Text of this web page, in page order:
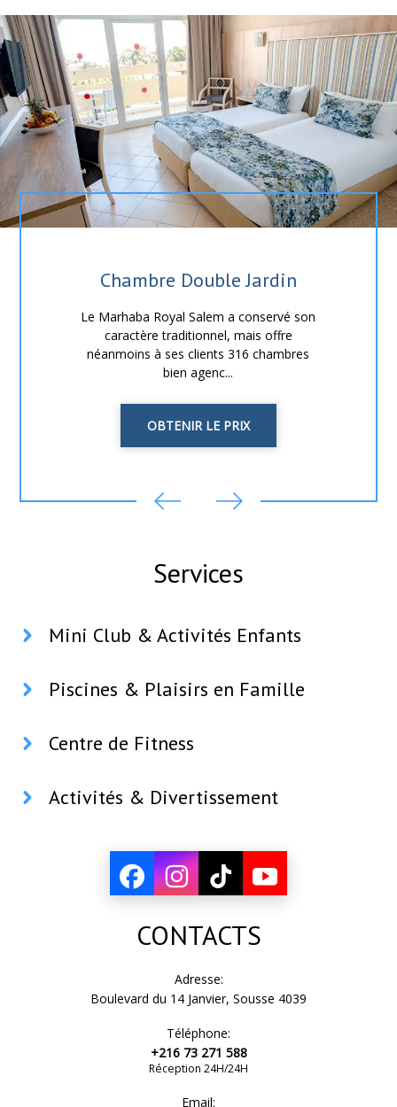
Chambre Double Jardin
Le Marhaba Royal Salem a conservé son
caractère traditionnel, mais offre
néanmoins à ses clients 316 chambres
bien agenc...
OBTENIR LE PRIX
Services
Mini Club & Activités Enfants
Piscines & Plaisirs en Famille
Centre de Fitness
Activités & Divertissement
CONTACTS
Adresse:
Boulevard du 14 Janvier, Sousse 4039
Téléphone:
+216 73 271 588
Réception 24H/24H
Email: